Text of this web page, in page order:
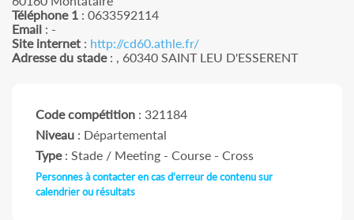
Téléphone 1 : 0633592114
Email : -
Site internet : http://cd60.athle.fr/
Adresse du stade: , 60340 SAINT LEU D'ESSERENT
Code compétition : 321184
Niveau : Départemental
Type: Stade / Meeting - Course - Cross
Personnes à contacter en cas d'erreur de contenu sur
calendrier ou résultats